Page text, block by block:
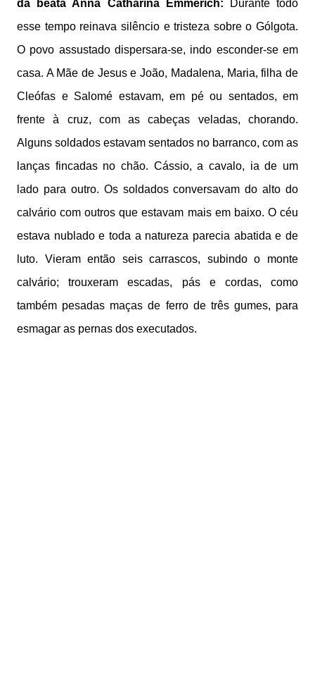
da beata Anna Catharina Emmerich:
Durante todo
esse tempo reinava silêncio e tristeza sobre o Gólgota.
O povo assustado dispersara-se, indo esconder-se em
casa. A Mãe de Jesus e João, Madalena, Maria, filha de
Cleófas e Salomé estavam, em pé ou sentados, em
frente à cruz, com as cabeças veladas, chorando.
Alguns soldados estavam sentados no barranco, com as
lanças fincadas no chão. Cássio, a cavalo, ia de um
lado para outro. Os soldados conversavam do alto do
calvário com outros que estavam mais em baixo. O céu
estava nublado e toda a natureza parecia abatida e de
luto. Vieram então seis carrascos, subindo o monte
calvário; trouxeram escadas, pás e cordas, como
também pesadas maças de ferro de três gumes, para
esmagar as pernas dos executados.